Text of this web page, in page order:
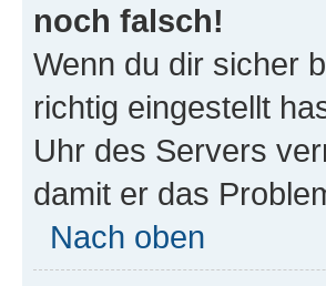
noch falsch!
Wenn du dir sicher
richtig eingestellt
Uhr des Servers
damit er das
Nach oben